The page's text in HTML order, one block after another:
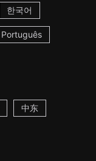
한국어
Português
中东